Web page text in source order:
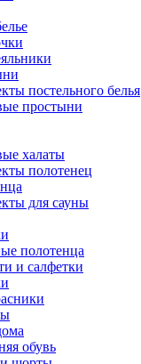
постельного белья
простыни
халаты
полотенец
для сауны
полотенца
и салфетки
обувь